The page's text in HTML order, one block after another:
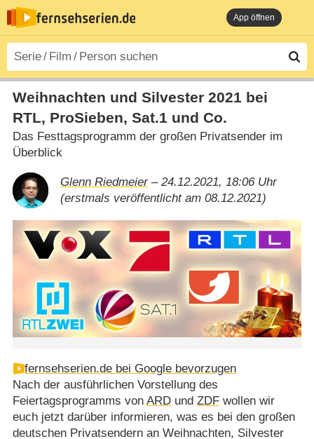
App öffnen
Weihnachten und Silvester 2021 bei
RTL, ProSieben, Sat.1 und Co.
Das Festtagsprogramm der großen Privatsender im
Überblick
Glenn Riedmeier– 24.12.2021, 18:06 Uhr
(erstmals veröffentlicht am 08.12.2021)
fernsehserien.de bei Google bevorzugen
Nach der ausführlichen Vorstellung des
Feiertagsprogramms von ARDund ZDFwollen wir
euch jetzt darüber informieren, was es bei den großen
deutschen Privatsendern an Weihnachten, Silvester